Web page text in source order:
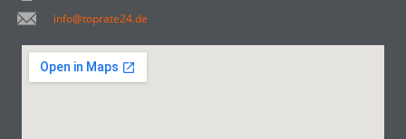
info@toprate24.de